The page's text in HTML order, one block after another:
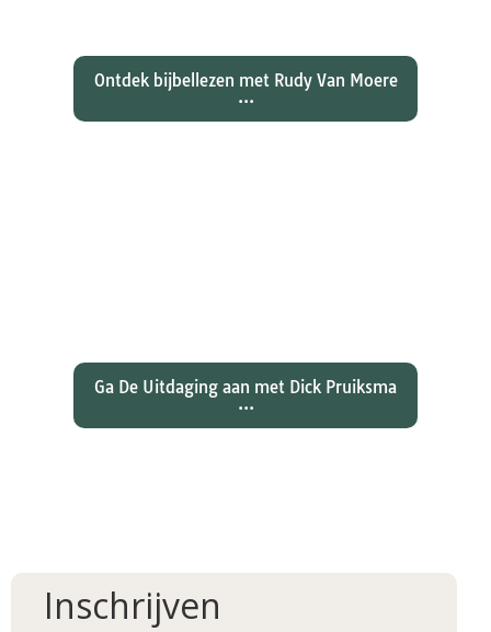
Ontdek bijbellezen met Rudy Van Moere
...
Ga De Uitdaging aan met Dick Pruiksma
...
Inschrijven